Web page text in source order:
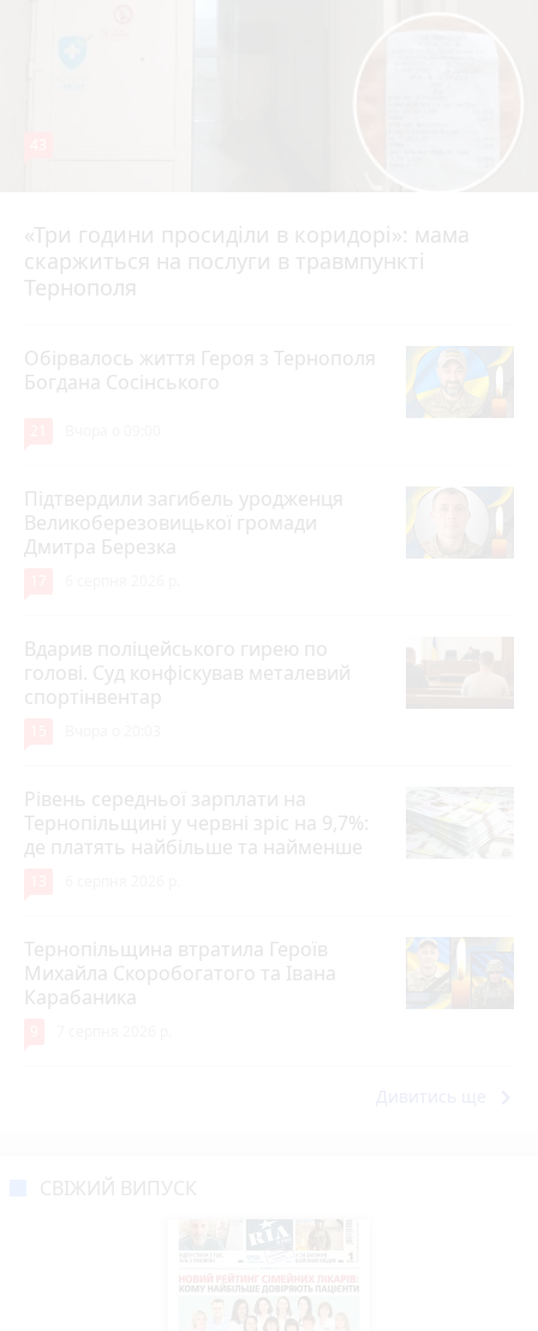
«Три години просиділи в коридорі»: мама
скаржиться на послуги в травмпункті
Тернополя
Вчора о 13:05
Обірвалось життя Героя з Тернополя
Богдана Сосінського
Підтвердили загибель уродженця
Великоберезовицької громади
Дмитра Березка
Вдарив поліцейського гирею по
голові. Суд конфіскував металевий
спортінвентар
Рівень середньої зарплати на
Тернопільщині у червні зріс на 9,7%:
де платять найбільше та найменше
Тернопільщина втратила Героїв
Михайла Скоробогатого та Івана
Карабаника